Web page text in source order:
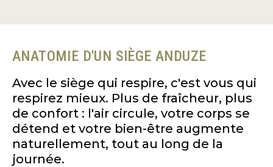
ANATOMIE D'UN SIÈGE ANDUZE
Avec le siège qui respire, c'est vous qui
respirez mieux. Plus de fraîcheur, plus
de confort : l'air circule, votre corps se
détend et votre bien-être augmente
naturellement, tout au long de la
journée.